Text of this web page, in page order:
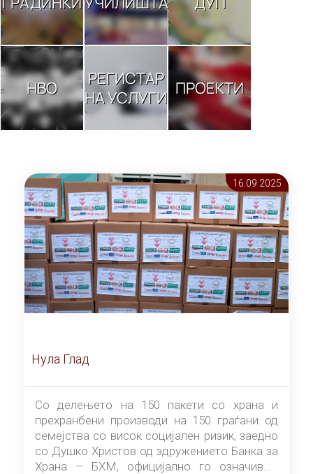
НВО
РЕГИСТАР
НА УСЛУГИ ПРОЕКТИ
16.09 2025
Нула Глад
Со делењето на 150 пакети со храна и
прехранбени производи на 150 граѓани од
семејства со висок социјален ризик, заедно
со Душко Христов од здружението Банка за
Храна – БХМ, официјално го означивме